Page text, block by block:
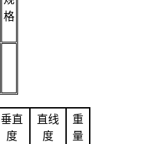
格
垂直
度
直线
度
重
量